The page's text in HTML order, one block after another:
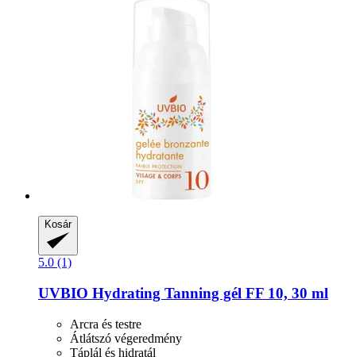
Kosár
5.0 (1)
UVBIO Hydrating Tanning gél FF 10, 30 ml
Arcra és testre
Átlátszó végeredmény
Táplál és hidratál